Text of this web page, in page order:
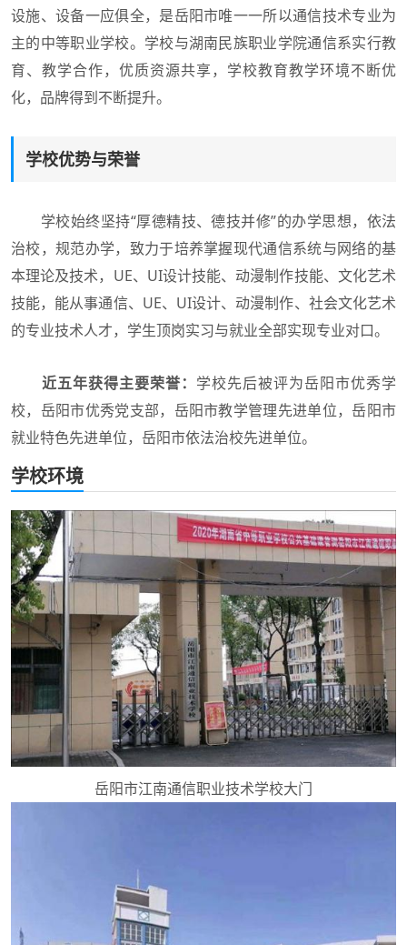
设施、设备一应俱全，是岳阳市唯一一所以通信技术专业为
主的中等职业学校。学校与湖南民族职业学院通信系实行教
育、教学合作，优质资源共享，学校教育教学环境不断优
化，品牌得到不断提升。
学校优势与荣誉
学校始终坚持“厚德精技、德技并修”的办学思想，依法
治校，规范办学，致力于培养掌握现代通信系统与网络的基
本理论及技术，UE、UI设计技能、动漫制作技能、文化艺术
技能，能从事通信、UE、UI设计、动漫制作、社会文化艺术
的专业技术人才，学生顶岗实习与就业全部实现专业对口。
近五年获得主要荣誉： 学校先后被评为岳阳市优秀学
校，岳阳市优秀党支部，岳阳市教学管理先进单位，岳阳市
就业特色先进单位，岳阳市依法治校先进单位。
学校环境
岳阳市江南通信职业技术学校大门